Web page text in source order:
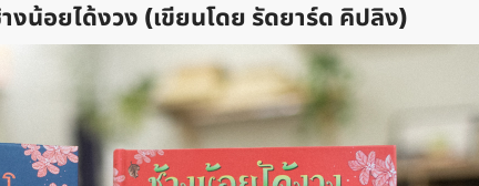
งน้อยได้งวง (เขียนโดย รัดยาร์ด คิปลิง)